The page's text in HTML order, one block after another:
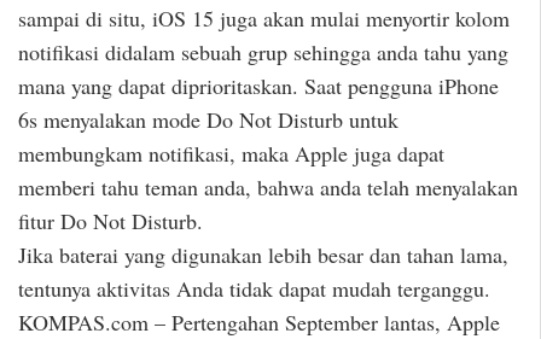
sampai di situ, iOS 15 juga akan mulai menyortir kolom
notifikasi didalam sebuah grup sehingga anda tahu yang
mana yang dapat diprioritaskan. Saat pengguna iPhone
6s menyalakan mode Do Not Disturb untuk
membungkam notifikasi, maka Apple juga dapat
memberi tahu teman anda, bahwa anda telah menyalakan
fitur Do Not Disturb.
Jika baterai yang digunakan lebih besar dan tahan lama,
tentunya aktivitas Anda tidak dapat mudah terganggu.
KOMPAS.com – Pertengahan September lantas, Apple